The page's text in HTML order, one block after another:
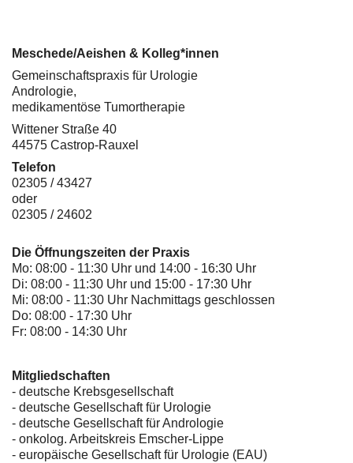
Meschede/Aeishen & Kolleg*innen
Gemeinschaftspraxis für Urologie
Andrologie,
medikamentöse Tumortherapie
Wittener Straße 40
44575 Castrop-Rauxel
Telefon
02305 / 43427
oder
02305 / 24602
Die Öffnungszeiten der Praxis
Mo: 08:00 - 11:30 Uhr und 14:00 - 16:30 Uhr
Di: 08:00 - 11:30 Uhr und 15:00 - 17:30 Uhr
Mi: 08:00 - 11:30 Uhr Nachmittags geschlossen
Do: 08:00 - 17:30 Uhr
Fr: 08:00 - 14:30 Uhr
Mitgliedschaften
- deutsche Krebsgesellschaft
- deutsche Gesellschaft für Urologie
- deutsche Gesellschaft für Andrologie
- onkolog. Arbeitskreis Emscher-Lippe
- europäische Gesellschaft für Urologie (EAU)